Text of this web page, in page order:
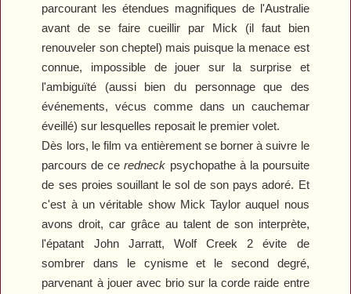
parcourant les étendues magnifiques de l'Australie
avant de se faire cueillir par Mick (il faut bien
renouveler son cheptel) mais puisque la menace est
connue, impossible de jouer sur la surprise et
l'ambiguïté (aussi bien du personnage que des
événements, vécus comme dans un cauchemar
éveillé) sur lesquelles reposait le premier volet.
Dès lors, le film va entièrement se borner à suivre le
parcours de ceredneck psychopathe à la poursuite
de ses proies souillant le sol de son pays adoré. Et
c'est à un véritable show Mick Taylor auquel nous
avons droit, car grâce au talent de son interprète,
l'épatant John Jarratt, Wolf Creek 2 évite de
sombrer dans le cynisme et le second degré,
parvenant à jouer avec brio sur la corde raide entre